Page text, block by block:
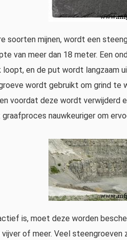
soorten mijnen, wordt een
van meer dan 18 meter. Een
en de put wordt langzaam
wordt gebruikt om grind te
voordat deze wordt verwijderd
nauwkeuriger om
is, moet deze worden
of meer. Veel